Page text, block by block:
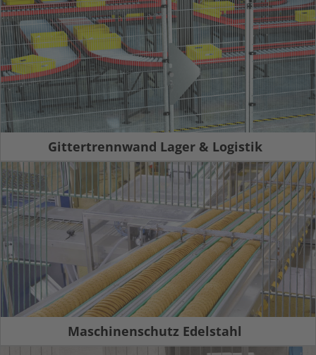
Gittertrennwand Lager & Logistik
Maschinenschutz Edelstahl